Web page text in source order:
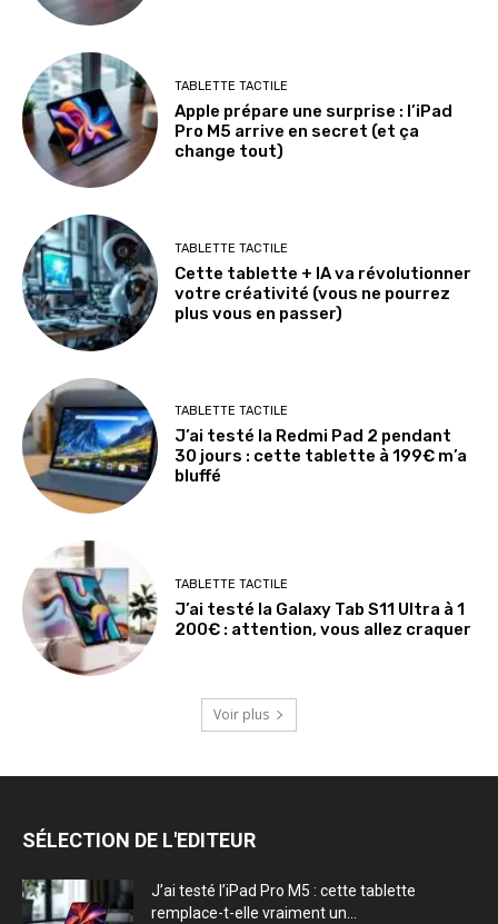
TABLETTE TACTILE
Apple prépare une surprise : l’iPad
Pro M5 arrive en secret (et ça
change tout)
TABLETTE TACTILE
Cette tablette + IA va révolutionner
votre créativité (vous ne pourrez
plus vous en passer)
TABLETTE TACTILE
J’ai testé la Redmi Pad 2 pendant
30 jours : cette tablette à 199€ m’a
bluffé
TABLETTE TACTILE
J’ai testé la Galaxy Tab S11 Ultra à 1
200€ : attention, vous allez craquer
Voir plus
SÉLECTION DE L'EDITEUR
J’ai testé l’iPad Pro M5 : cette tablette
remplace-t-elle vraiment un...